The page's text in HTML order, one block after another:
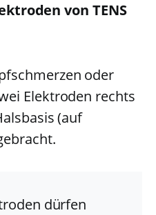
von TENS
oder
Elektroden rechts
(auf
dürfen